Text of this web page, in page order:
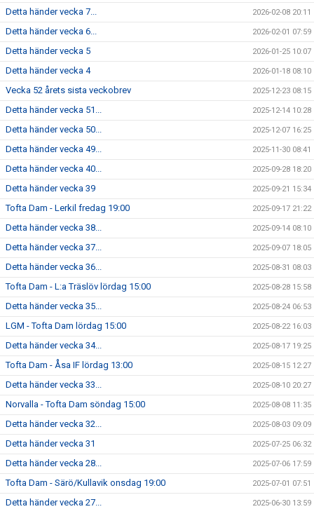
Detta händer vecka 7... 2026-02-08 20:11
Detta händer vecka 6... 2026-02-01 07:59
Detta händer vecka 5 2026-01-25 10:07
Detta händer vecka 4 2026-01-18 08:10
Vecka 52 årets sista veckobrev 2025-12-23 08:15
Detta händer vecka 51... 2025-12-14 10:28
Detta händer vecka 50... 2025-12-07 16:25
Detta händer vecka 49... 2025-11-30 08:41
Detta händer vecka 40... 2025-09-28 18:20
Detta händer vecka 39 2025-09-21 15:34
Tofta Dam - Lerkil fredag 19:00 2025-09-17 21:22
Detta händer vecka 38... 2025-09-14 08:10
Detta händer vecka 37... 2025-09-07 18:05
Detta händer vecka 36... 2025-08-31 08:03
Tofta Dam - L:a Träslöv lördag 15:00 2025-08-28 15:58
Detta händer vecka 35... 2025-08-24 06:53
LGM - Tofta Dam lördag 15:00 2025-08-22 16:03
Detta händer vecka 34... 2025-08-17 19:25
Tofta Dam - Åsa IF lördag 13:00 2025-08-15 12:27
Detta händer vecka 33... 2025-08-10 20:27
Norvalla - Tofta Dam söndag 15:00 2025-08-08 11:35
Detta händer vecka 32... 2025-08-03 09:09
Detta händer vecka 31 2025-07-25 06:32
Detta händer vecka 28... 2025-07-06 17:59
Tofta Dam - Särö/Kullavik onsdag 19:00 2025-07-01 07:51
Detta händer vecka 27... 2025-06-30 13:59